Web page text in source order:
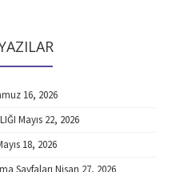
16, 2026
Mayıs 22, 2026
18, 2026
Sayfaları Nisan 27, 2026